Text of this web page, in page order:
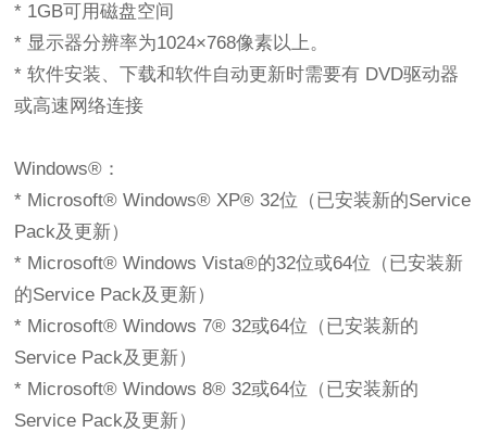
* 1GB可用磁盘空间
* 显示器分辨率为1024×768像素以上。
* 软件安装、下载和软件自动更新时需要有 DVD驱动器
或高速网络连接
Windows®：
* Microsoft® Windows® XP® 32位（已安装新的Service
Pack及更新）
* Microsoft® Windows Vista®的32位或64位（已安装新
的Service Pack及更新）
* Microsoft® Windows 7® 32或64位（已安装新的
Service Pack及更新）
* Microsoft® Windows 8® 32或64位（已安装新的
Service Pack及更新）